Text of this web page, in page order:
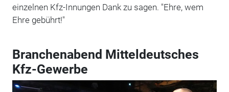
einzelnen Kfz-Innungen Dank zu sagen. "Ehre, wem
Ehre gebührt!"
Branchenabend Mitteldeutsches
Kfz-Gewerbe